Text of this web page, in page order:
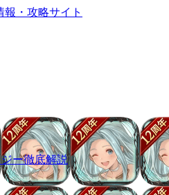
ー徹底解説